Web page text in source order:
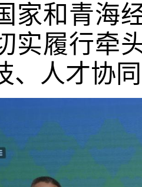
家和青海
实履行牵
、人才协